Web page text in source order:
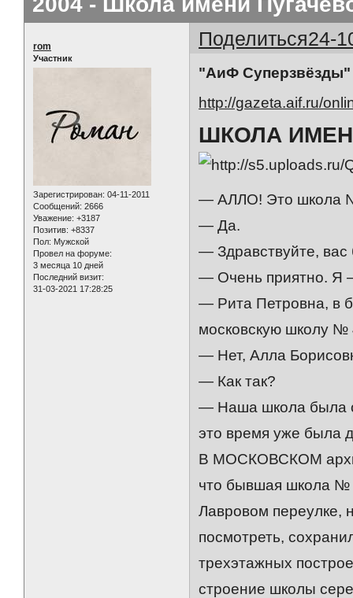
Поделиться24-
rom
Участник
Зарегистрирован: 04-11-2011
Сообщений: 2666
Уважение: +3187
Позитив: +8337
Пол: Мужской
Провел на форуме:
3 месяца 10 дней
Последний визит:
31-03-2021 17:28:25
"АиФ
http://gazeta.aif.ru/
ШКОЛА
— АЛЛО! Это школа
— Да.
— Здравствуйте, вас
— Очень приятно. Я
— Рита Петровна, в
московскую школу №
— Нет, Алла
— Как так?
— Наша школа была
это время уже была
В МОСКОВСКОМ
что бывшая школа №
Лавровом переулке,
посмотреть,
трехэтажных
строение школы